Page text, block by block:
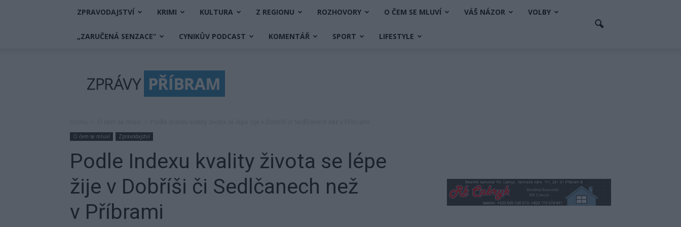
ZPRAVODAJSTVÍ KRIMI KULTURA Z REGIONU ROZHOVORY O ČEM SE MLUVÍ VÁŠ NÁZOR VOLBY
„ZARUČENÁ SENZACE“ CYNIKŮV PODCAST KOMENTÁŘ SPORT LIFESTYLE
Příbram
O čem se mluví Zpravodajství
Podle Indexu kvality života se lépe
žije v Dobříši či Sedlčanech než
v Příbrami